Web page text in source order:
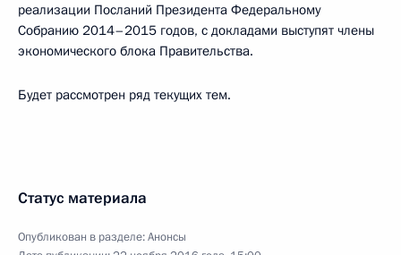
реализации Посланий Президента Федеральному
Собранию 2014–2015 годов, с докладами выступят члены
экономического блока Правительства.
Будет рассмотрен ряд текущих тем.
Статус материала
Опубликован в разделе:Анонсы